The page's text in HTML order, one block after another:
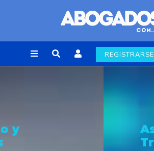
REGISTRARSE
Asesoramiento y
Transacciones